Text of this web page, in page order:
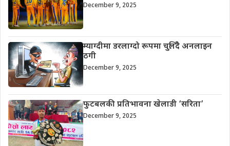
December 9, 2025
म्याग्दीमा डरलाग्दो रूपमा चुलिँदै अनलाइन
ठगी
December 9, 2025
फुटबलकी प्रतिभावना खेलाडी ‘सरिता’
December 9, 2025